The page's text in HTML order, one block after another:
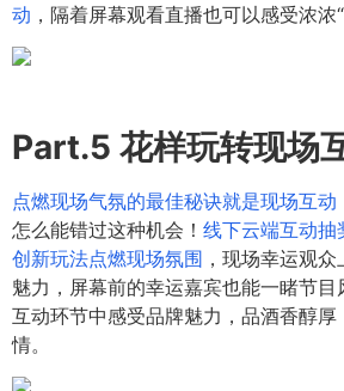
动 ，隔着屏幕观看直播也可以感受浓浓
Part.5 花样玩转现场
点燃现场气氛的最佳秘诀就是现场互动
怎么能错过这种机会！ 线下云端互动抽
创新玩法点燃现场氛围 ，现场幸运观
魅力，屏幕前的幸运嘉宾也能一睹节
互动环节中感受品牌魅力，品酒香醇厚
情。